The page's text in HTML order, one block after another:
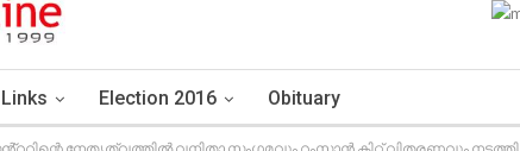
Links Election 2016 Obituary